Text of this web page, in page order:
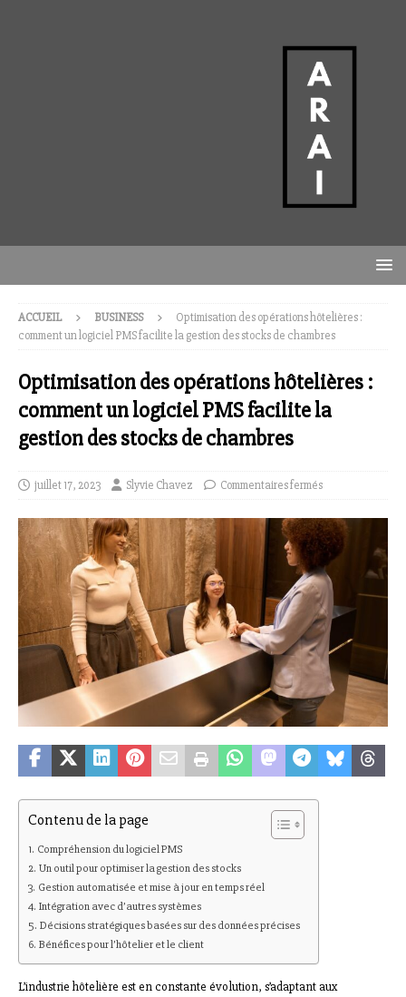
ACCUEIL BUSINESS
Optimisation des opérations hôtelières :
comment un logiciel PMS facilite la gestion des stocks de chambres
Optimisation des opérations hôtelières :
comment un logiciel PMS facilite la
gestion des stocks de chambres
juillet 17, 2023 Slyvie Chavez Commentaires fermés
Contenu de la page
Compréhension du logiciel PMS
Un outil pour optimiser la gestion des stocks
Gestion automatisée et mise à jour en temps réel
Intégration avec d’autres systèmes
Décisions stratégiques basées sur des données précises
Bénéfices pour l’hôtelier et le client
L’industrie hôtelière est en constante évolution, s’adaptant aux